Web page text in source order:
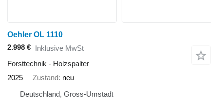
Oehler OL 1110
2.998 € Inklusive MwSt
Forsttechnik - Holzspalter
2025
Zustand neu
Deutschland, Gross-Umstadt